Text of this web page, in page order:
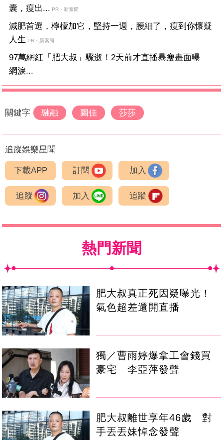
囊，瘦出... PR・新素簡
減肥首選，檸檬加它，堅持一週，腰細了，瘦到你懷疑
人生 PR・新素簡
97萬網紅「肥大叔」驟逝！2天前才直播暴瘦畫面曝
網淚...
關鍵字 融融 圖佳 莎莎
追蹤娛樂星聞
下載APP 訂閱 加入
追蹤 加入 追蹤
熱門新聞
肥大叔真正死因疑曝光！
氣色超差還開直播
獨／曹雨婷爆拿工會錢買
豪宅 李亞萍發聲
肥大叔離世享年46歲 對
手丟丟妹悼念發聲